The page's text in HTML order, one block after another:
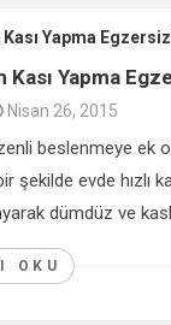
Kası Yapma
Nisan 26, 2015
beslenmeye ek
şekilde evde hızlı
dümdüz ve
OKU